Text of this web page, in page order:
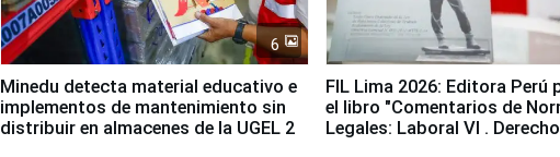
6
Minedu detecta material educativo e
implementos de mantenimiento sin
distribuir en almacenes de la UGEL 2
FIL Lima 2026: Editora Perú
el libro "Comentarios de
Legales: Laboral Vl . Derecho